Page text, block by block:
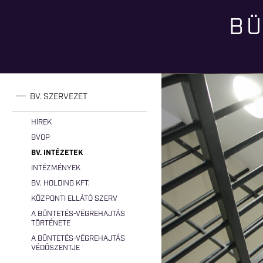
BV. SZERVEZET
HÍREK
BVOP
BV. INTÉZETEK
INTÉZMÉNYEK
BV. HOLDING KFT.
KÖZPONTI ELLÁTÓ SZERV
A BÜNTETÉS-VÉGREHAJTÁS
TÖRTÉNETE
A BÜNTETÉS-VÉGREHAJTÁS
VÉDŐSZENTJE